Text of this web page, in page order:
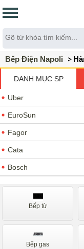
Bếp Điện Napoli
DANH MỤC SP
Uber
EuroSun
Fagor
Cata
Bosch
Romal
Napoliz
Sunhouse
Bếp từ
Bếp gas